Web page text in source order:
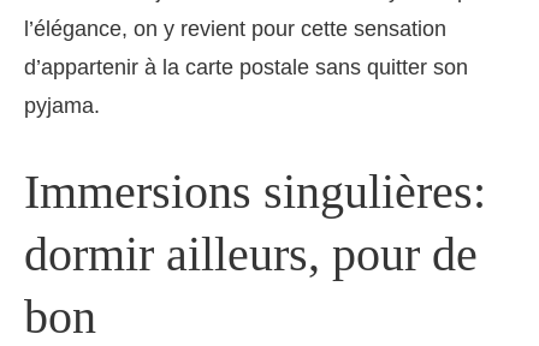
l’élégance, on y revient pour cette sensation
d’appartenir à la carte postale sans quitter son
pyjama.
Immersions singulières:
dormir ailleurs, pour de
bon